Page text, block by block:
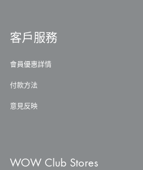
客戶服務
會員優惠詳情
付款方法
意見反映
WOW Club Stores